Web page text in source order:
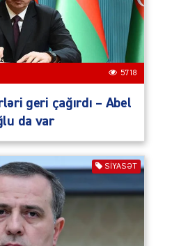
5718
geri çağırdı – Abel
da var
SIYASƏT